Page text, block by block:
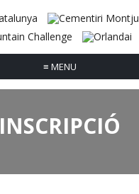
≡ MENU
INSCRIPCIÓ